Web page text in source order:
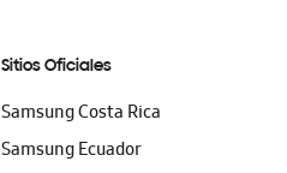
Sitios Oficiales
Samsung Costa Rica
Samsung Ecuador